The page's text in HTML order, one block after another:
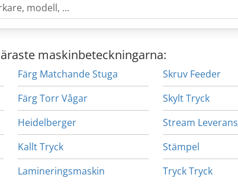
maskinbeteckningarna:
Färg Matchande Stuga
Färg Torr Vågar
Heidelberger
Kallt Tryck
Lamineringsmaskin
Skruv Feeder
Skylt Tryck
Stream Leverans
Stämpel
Tryck Tryck